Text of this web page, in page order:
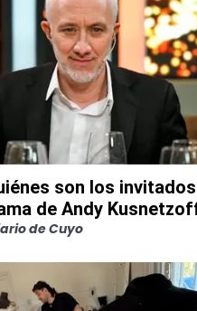
son los
de Andy
de Cuyo